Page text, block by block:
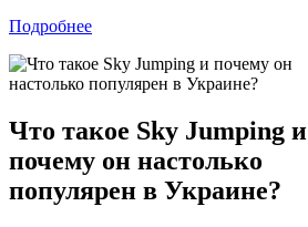
Подробнее
Что такое Sky Jumping и
почему он настолько
популярен в Украине?